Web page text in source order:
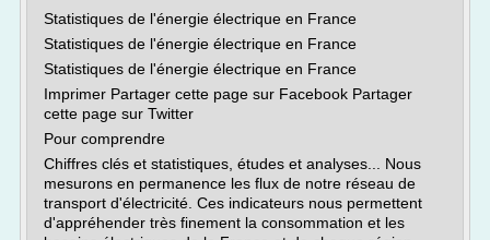
Statistiques de l'énergie électrique en France
Statistiques de l'énergie électrique en France
Statistiques de l'énergie électrique en France
Imprimer Partager cette page sur Facebook Partager
cette page sur Twitter
Pour comprendre
Chiffres clés et statistiques, études et analyses... Nous
mesurons en permanence les flux de notre réseau de
transport d'électricité. Ces indicateurs nous permettent
d'appréhender très finement la consommation et les